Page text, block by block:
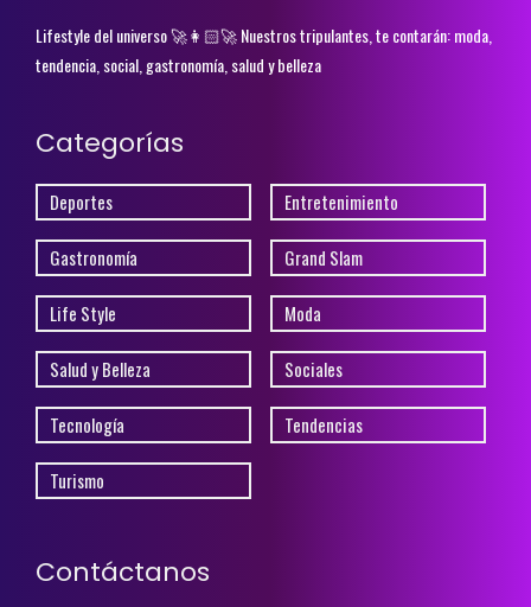
Lifestyle del universo 🚀👩🏻‍🚀 Nuestros tripulantes, te contarán: moda,
tendencia, social, gastronomía, salud y belleza
Categorías
Deportes Entretenimiento
Gastronomía Grand Slam
Life Style Moda
Salud y Belleza Sociales
Tecnología Tendencias
Turismo
Contáctanos